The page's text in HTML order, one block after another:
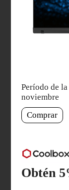
Período de
noviembre
Comprar
Obtén